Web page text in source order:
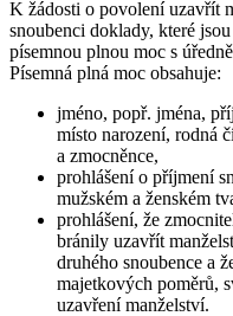
K žádosti o povolení uzavřít
snoubenci doklady, které
písemnou plnou moc s
Písemná plná moc obsahuje:
jméno, popř. jména,
místo narození, rodná
a zmocněnce,
prohlášení o příjmení
mužském a ženském
prohlášení, že
bránily uzavřít
druhého snoubence a
majetkových poměrů,
uzavření manželství.